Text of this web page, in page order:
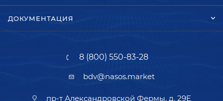
ДОКУМЕНТАЦИЯ
8 (800) 550-83-28
bdv@nasos.market
пр-т Александровской Фермы, д. 29Е